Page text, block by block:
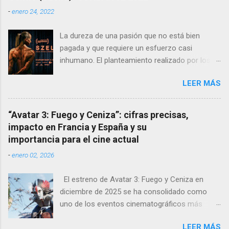
emotividad y simbolismo.
-enero 24, 2022
La dureza de una pasión que no está bien
pagada y que requiere un esfuerzo casi
inhumano. El planteamiento realizado por los
y Anna Nemes es profundo, sutil, dejando que
la crudeza del mensaje nos llegue poco a poco,
que se vaya instalando en nuestros
pensamientos para sentirnos dentro de la
película. La fragilidad de los fuertes La
protagonista Edina , interpretada
academias de arte dramático al aparentar-
superar a muchas verdaderas profesionales de
la actuación. Su pareja, Ádám, interpretado por
LEER MÁS
“Avatar 3: Fuego y Ceniza”: cifras precisas,
impacto en Francia y España y su
importancia para el cine actual
-enero 02, 2026
El estreno de Avatar 3: Fuego y Ceniza en
diciembre de 2025 se ha consolidado como
uno de los eventos cinematográficos más
LEER MÁS